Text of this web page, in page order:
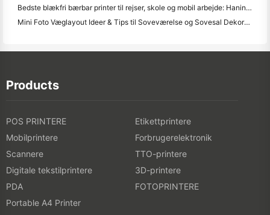
Bedste blækfri bærbar printer til rejser, skole og mobil arbejde: Hanin MT620 Pro anmeldelse
Mini Foto Væglayout Ideer & Tips til Soveværelse og Sovesal Dekoration
Products
POS PRINTERE
Etikettprintere
Mobilprintere
Forbrugerelektronik
Scannere
TTO-printere
Digitale tekstilprintere
3D-printere
PDA
FOTOPRINTERE
Portable A4 Printer